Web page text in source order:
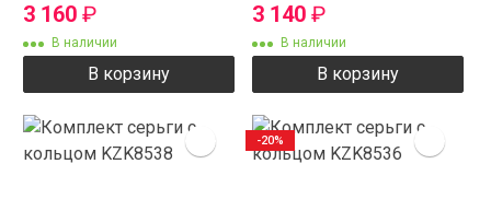
3 160 ₽
В наличии
В корзину
3 140 ₽
В наличии
В корзину
-20%